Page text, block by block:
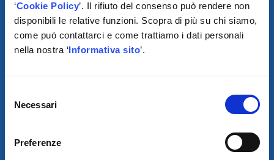
‘Cookie Policy’. Il rifiuto del consenso può rendere non
disponibili le relative funzioni. Scopra di più su chi siamo,
come può contattarci e come trattiamo i dati personali
nella nostra ‘Informativa sito’.
delNecessari
Preferenze
DI TELEASSISTENZA
SOCIETÀ SOGGETTA A DIREZIONE E COORDINAMENTO DI